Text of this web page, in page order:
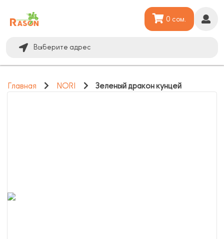
Выберите адрес
0 сом.
Главная NORI Зеленый дракон кунцей